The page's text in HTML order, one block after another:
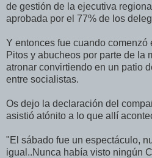
de gestión de la ejecutiva
aprobada por el 77% de los
Y entonces fue cuando comenzó
Pitos y abucheos por parte de la
atronar convirtiendo en un patio
entre socialistas.
Os dejo la declaración del
asistió atónito a lo que allí
"El sábado fue un espectáculo,
igual..Nunca había visto ningún